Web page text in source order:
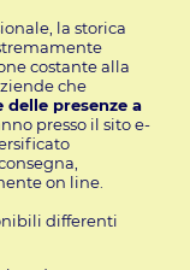
la storica
costante alla
che
delle presenze a
presso il sito e-
on line.
differenti